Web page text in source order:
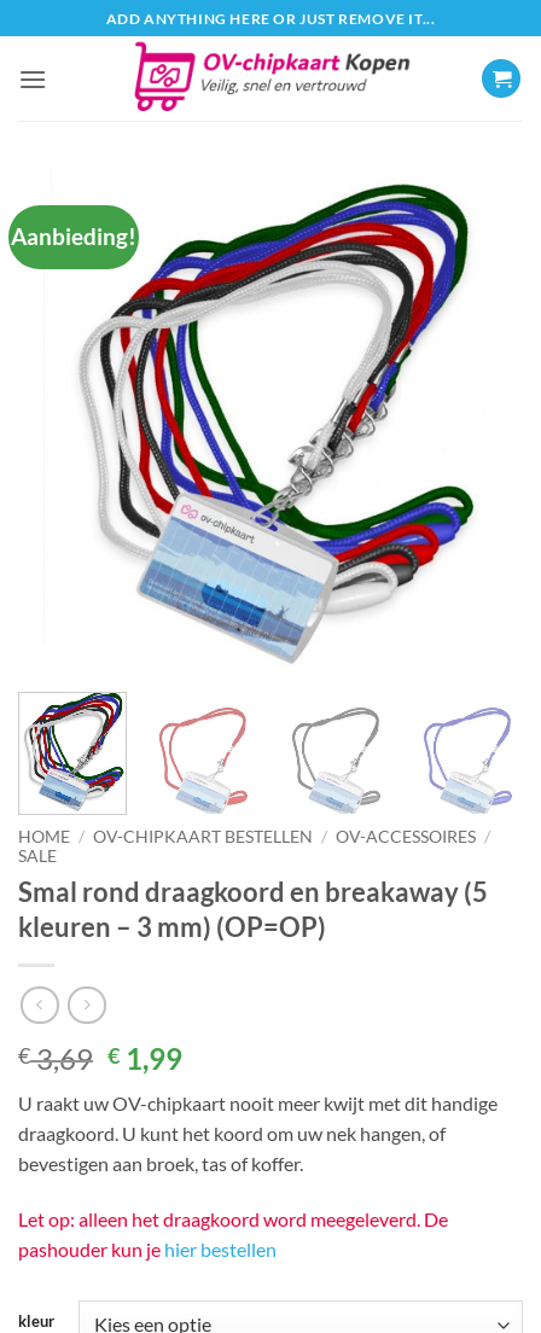
naar
inhoud
ADD ANYTHING HERE OR JUST REMOVE IT...
Aanbieding!
HOME / OV-CHIPKAART BESTELLEN / OV-ACCESSOIRES /
SALE
Smal rond draagkoord en breakaway (5
kleuren – 3 mm) (OP=OP)
€3,69 Oorspronkelijke
prijs
was:
€ 3,69.
€ 1,99Huidige
is:
€ 1,99.
U raakt uw OV-chipkaart nooit meer kwijt met dit handige
draagkoord. U kunt het koord om uw nek hangen, of
bevestigen aan broek, tas of koffer.
Let op: alleen het draagkoord word meegeleverd. De
pashouder kun je hier bestellen
kleur